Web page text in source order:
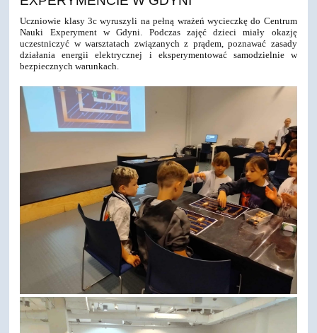
Uczniowie klasy 3c wyruszyli na pełną wrażeń wycieczkę do Centrum
Nauki Experyment w Gdyni. Podczas zajęć dzieci miały okazję
uczestniczyć w warsztatach związanych z prądem, poznawać zasady
działania energii elektrycznej i eksperymentować samodzielnie w
bezpiecznych warunkach.